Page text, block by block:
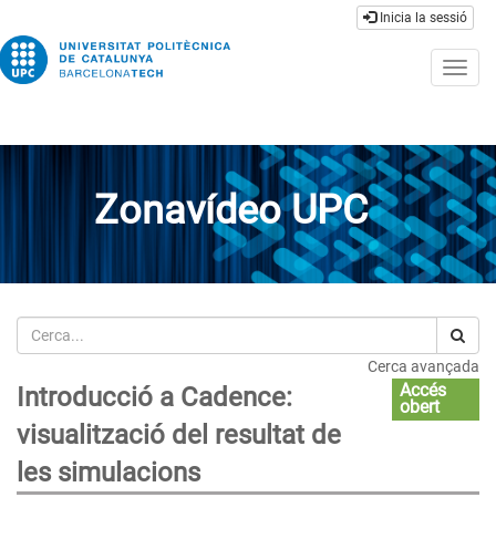
Inicia la sessió
Zonavídeo UPC
Cerca
Cerca avançada
Introducció a Cadence:
visualització del resultat de
les simulacions
Accés
obert